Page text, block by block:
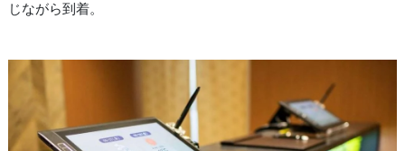
じながら到着。